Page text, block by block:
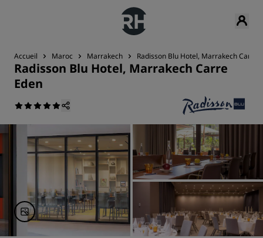
Accueil Maroc Marrakech Radisson Blu Hotel, Marrakech Carre
Radisson Blu Hotel, Marrakech Carre
Eden